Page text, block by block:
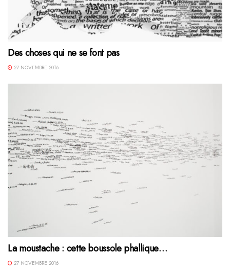
Des choses qui ne se font pas
27 NOVEMBRE 2016
La moustache : cette boussole phallique…
27 NOVEMBRE 2016